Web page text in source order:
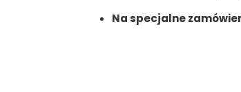
Na specjalne